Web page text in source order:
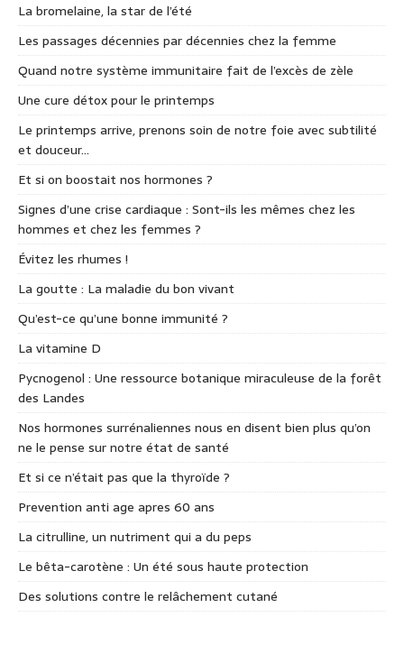
La bromelaine, la star de l’été
Les passages décennies par décennies chez la femme
Quand notre système immunitaire fait de l’excès de zèle
Une cure détox pour le printemps
Le printemps arrive, prenons soin de notre foie avec subtilité
et douceur…
Et si on boostait nos hormones ?
Signes d’une crise cardiaque : Sont-ils les mêmes chez les
hommes et chez les femmes ?
Évitez les rhumes !
La goutte : La maladie du bon vivant
Qu’est-ce qu’une bonne immunité ?
La vitamine D
Pycnogenol : Une ressource botanique miraculeuse de la forêt
des Landes
Nos hormones surrénaliennes nous en disent bien plus qu’on
ne le pense sur notre état de santé
Et si ce n’était pas que la thyroïde ?
Prevention anti age apres 60 ans
La citrulline, un nutriment qui a du peps
Le bêta-carotène : Un été sous haute protection
Des solutions contre le relâchement cutané